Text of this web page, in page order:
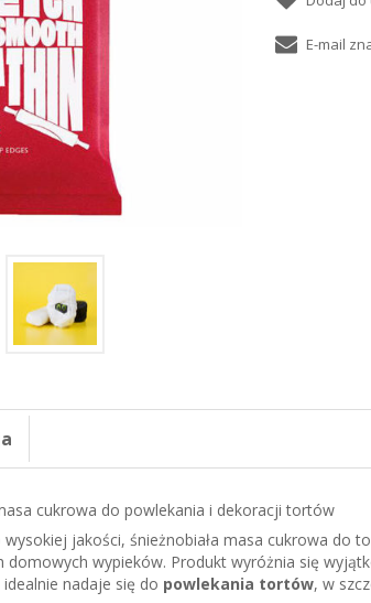
cukrowa do powlekania i dekoracji tortów
jakości, śnieżnobiała masa cukrowa do
domowych wypieków. Produkt wyróżnia się
nadaje się do powlekania tortów, w